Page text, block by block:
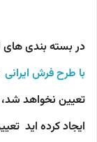
در بسته بندی
با طرح فرش ایرانی
تعیین نخواهد
ایجاد کرده اید